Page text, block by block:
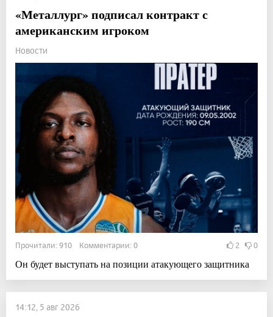
«Металлург» подписал контракт с
американским игроком
Новости
Прочитали: 910 Комментарии: 0 2 0
Он будет выступать на позиции атакующего защитника
14:12, 5 авг 2026